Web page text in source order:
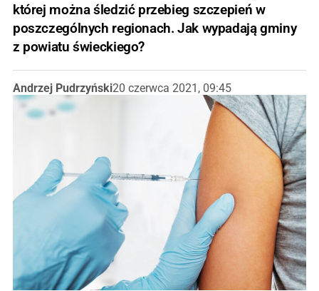
której można śledzić przebieg szczepień w
poszczególnych regionach. Jak wypadają gminy
z powiatu świeckiego?
Andrzej Pudrzyński20 czerwca 2021, 09:45